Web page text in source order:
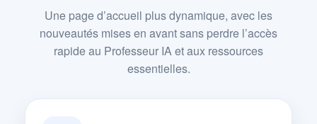
Une page d’accueil plus dynamique, avec les
nouveautés mises en avant sans perdre l’accès
rapide au Professeur IA et aux ressources
essentielles.